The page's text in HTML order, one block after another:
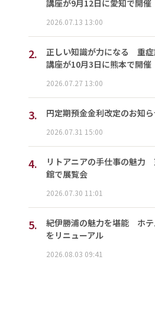
講座が9月12日に愛知で開催
2026.07.13 13:00
2.
正しい知識が力になる 重症
講座が10月3日に熊本で開催
2026.07.27 13:00
3. 円定期預金金利改定のお知
2026.07.31 15:00
4.
リトアニアの手仕事の魅力
館で展覧会
2026.07.30 11:01
5.
紀伊勝浦の魅力を堪能 ホテ
をリニューアル
2026.08.03 09:41